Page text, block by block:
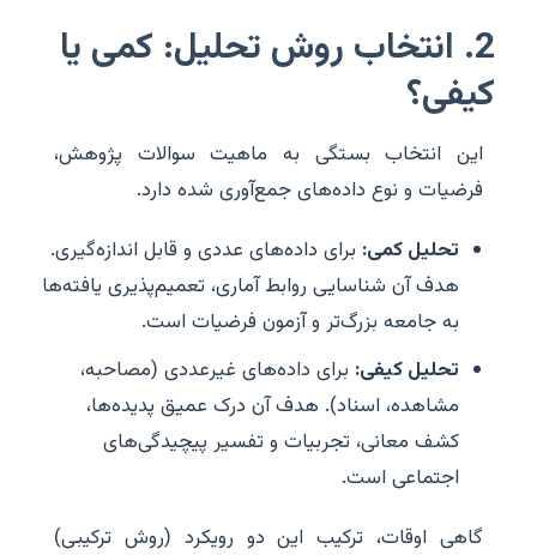
2. انتخاب روش تحلیل: کمی یا
کیفی؟
این انتخاب بستگی به ماهیت سوالات پژوهش،
فرضیات و نوع داده‌های جمع‌آوری شده دارد.
تحلیل کمی: برای داده‌های عددی و قابل اندازه‌گیری.
هدف آن شناسایی روابط آماری، تعمیم‌پذیری یافته‌ها
به جامعه بزرگ‌تر و آزمون فرضیات است.
تحلیل کیفی: برای داده‌های غیرعددی (مصاحبه،
مشاهده، اسناد). هدف آن درک عمیق پدیده‌ها،
کشف معانی، تجربیات و تفسیر پیچیدگی‌های
اجتماعی است.
گاهی اوقات، ترکیب این دو رویکرد (روش ترکیبی)